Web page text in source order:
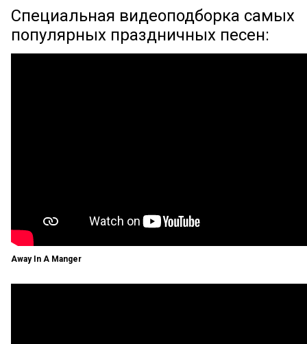
Специальная видеоподборка самых
популярных праздничных песен:
Away In A Manger